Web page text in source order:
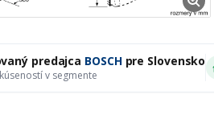
predajca BOSCHpre Slovensko
v segmente